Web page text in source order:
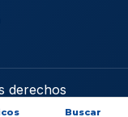
derechos
Buscar